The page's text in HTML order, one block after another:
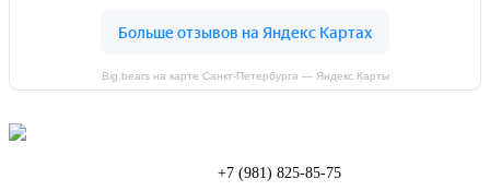
Big bears на карте Санкт‑Петербурга — Яндекс Карты
+7 (981) 825-85-75